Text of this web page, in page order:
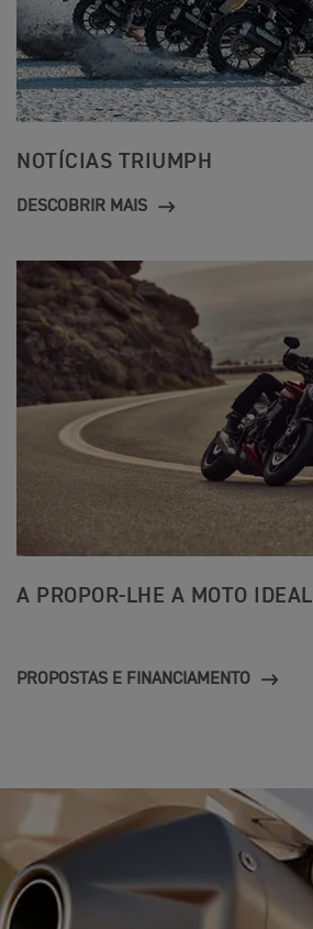
NOTÍCIAS TRIUMPH
DESCOBRIR MAIS
A PROPOR-LHE A MOTO IDEAL
PROPOSTAS E FINANCIAMENTO